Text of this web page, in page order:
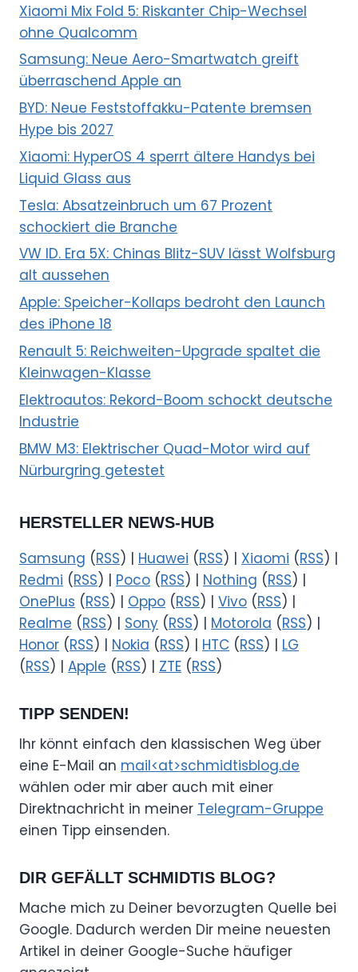
Xiaomi Mix Fold 5: Riskanter Chip-Wechsel
ohne Qualcomm
Samsung: Neue Aero-Smartwatch greift
überraschend Apple an
BYD: Neue Feststoffakku-Patente bremsen
Hype bis 2027
Xiaomi: HyperOS 4 sperrt ältere Handys bei
Liquid Glass aus
Tesla: Absatzeinbruch um 67 Prozent
schockiert die Branche
VW ID. Era 5X: Chinas Blitz-SUV lässt Wolfsburg
alt aussehen
Apple: Speicher-Kollaps bedroht den Launch
des iPhone 18
Renault 5: Reichweiten-Upgrade spaltet die
Kleinwagen-Klasse
Elektroautos: Rekord-Boom schockt deutsche
Industrie
BMW M3: Elektrischer Quad-Motor wird auf
Nürburgring getestet
HERSTELLER NEWS-HUB
Samsung (RSS) | Huawei (RSS) | Xiaomi (RSS) |
Redmi (RSS) | Poco (RSS) | Nothing (RSS) |
OnePlus (RSS) | Oppo (RSS) | Vivo (RSS) |
Realme (RSS) | Sony (RSS) | Motorola (RSS) |
Honor (RSS) | Nokia (RSS) | HTC (RSS) | LG
(RSS) | Apple (RSS) | ZTE (RSS)
TIPP SENDEN!
Ihr könnt einfach den klassischen Weg über
eine E-Mail an mail<at>schmidtisblog.de
wählen oder mir aber auch mit einer
Direktnachricht in meiner Telegram-Gruppe
einen Tipp einsenden.
DIR GEFÄLLT SCHMIDTIS BLOG?
Mache mich zu Deiner bevorzugten Quelle bei
Google. Dadurch werden Dir meine neuesten
Artikel in deiner Google-Suche häufiger